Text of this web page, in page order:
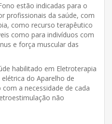
estão indicadas para o
profissionais da saúde, com
como recurso terapêutico
como para indivíduos com
e força muscular das
habilitado em Eletroterapia
do Aparelho de
a necessidade de cada
não